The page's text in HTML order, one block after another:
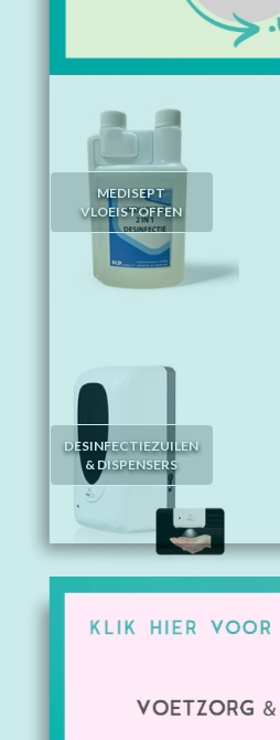
MEDISEPT
VLOEISTOFFEN
DESINFECTIEZUILEN
& DISPENSERS
ULTRASOON